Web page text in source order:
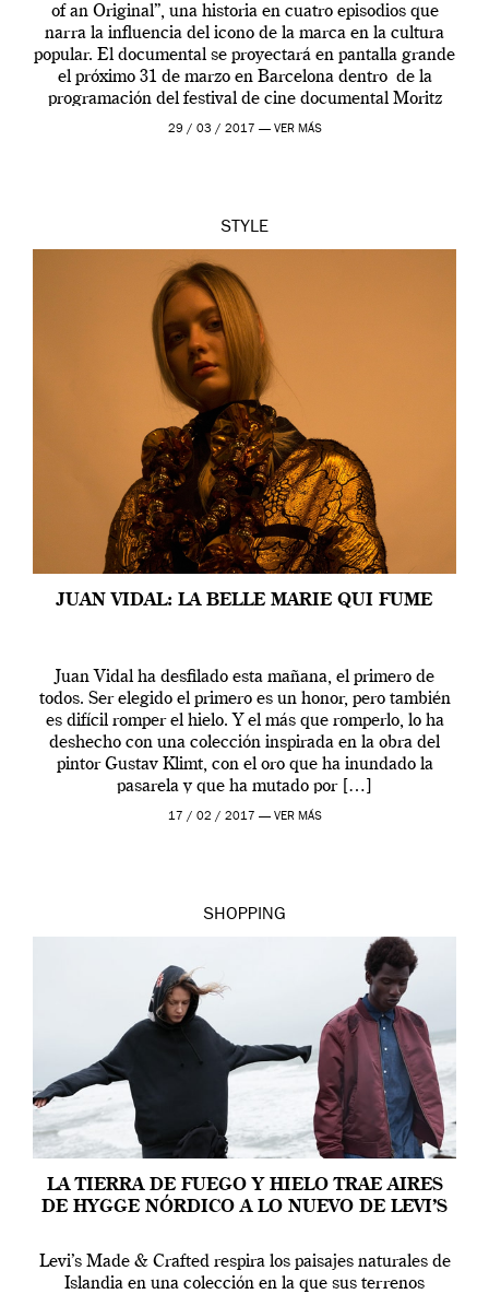
of an Original”, una historia en cuatro episodios que
narra la influencia del icono de la marca en la cultura
popular. El documental se proyectará en pantalla grande
el próximo 31 de marzo en Barcelona dentro de la
programación del festival de cine documental Moritz
Feed Dog […]
29 / 03 / 2017 — VER MÁS
STYLE
JUAN VIDAL: LA BELLE MARIE QUI FUME
Juan Vidal ha desfilado esta mañana, el primero de
todos. Ser elegido el primero es un honor, pero también
es difícil romper el hielo. Y el más que romperlo, lo ha
deshecho con una colección inspirada en la obra del
pintor Gustav Klimt, con el oro que ha inundado la
pasarela y que ha mutado por […]
17 / 02 / 2017 — VER MÁS
SHOPPING
LA TIERRA DE FUEGO Y HIELO TRAE AIRES
DE HYGGE NÓRDICO A LO NUEVO DE LEVI’S
Levi’s Made & Crafted respira los paisajes naturales de
Islandia en una colección en la que sus terrenos